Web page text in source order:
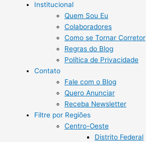
Institucional
Quem Sou Eu
Colaboradores
Como se Tornar Corretor
Regras do Blog
Política de Privacidade
Contato
Fale com o Blog
Quero Anunciar
Receba Newsletter
Filtre por Regiões
Centro-Oeste
Distrito Federal